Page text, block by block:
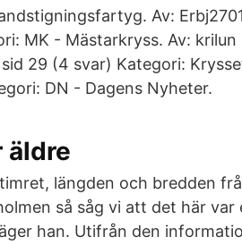
Av: Erbj2701
MK - Mästarkryss. Av: krilun
29 (4 svar) Kategori:
DN - Dagens Nyheter.
äldre
längden och bredden
så såg vi att det här var
han. Utifrån den